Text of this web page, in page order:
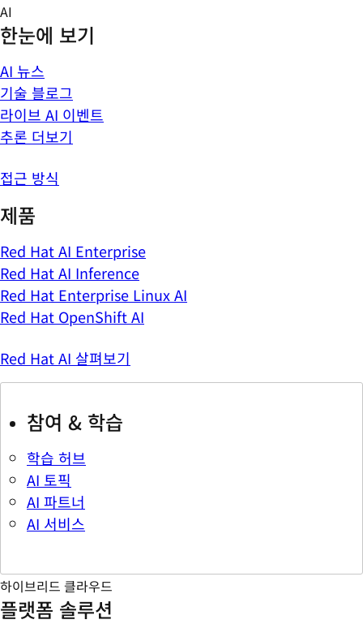
Skip
to
content
AI
한눈에 보기
AI 뉴스
기술 블로그
라이브 AI 이벤트
추론 더보기
접근 방식
제품
Red Hat AI Enterprise
Red Hat AI Inference
Red Hat Enterprise Linux AI
Red Hat OpenShift AI
Red Hat AI 살펴보기
참여 & 학습
학습 허브
AI 토픽
AI 파트너
AI 서비스
하이브리드 클라우드
플랫폼 솔루션